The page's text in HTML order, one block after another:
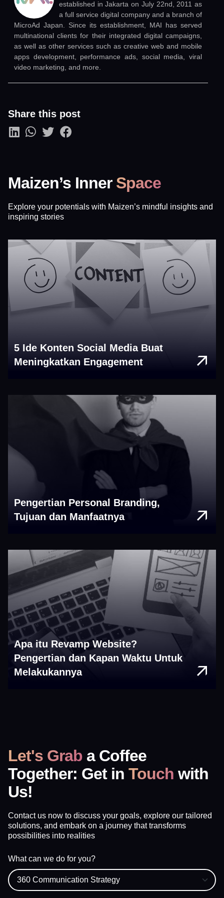
established in Jakarta on July 22nd, 2011 as
a full service digital company and a branch of
MicroAd Japan. Since its establishment, MAI has served
multinational clients for their integrated digital campaigns,
as well as other services such as creative web and mobile
apps development, performance ads, social media, viral
video marketing, and more.
Share this post
Maizen’s Inner Space
Explore your potentials with Maizen’s mindful insights and
inspiring stories
5 Ide Konten Social Media Buat
Meningkatkan Engagement
Pengertian Personal Branding,
Tujuan dan Manfaatnya
Apa itu Revamp Website?
Pengertian dan Kapan Waktu Untuk
Melakukannya
Let's Grab a Coffee
Together: Get in Touch with
Us!
Contact us now to discuss your goals, explore our tailored
solutions, and embark on a journey that transforms
possibilities into realities
What can we do for you?